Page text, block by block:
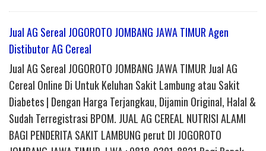
Jual AG Sereal JOGOROTO JOMBANG JAWA TIMUR Agen
Distibutor AG Cereal
Jual AG Sereal JOGOROTO JOMBANG JAWA TIMUR Jual AG
Cereal Online Di Untuk Keluhan Sakit Lambung atau Sakit
Diabetes | Dengan Harga Terjangkau, Dijamin Original, Halal &
Sudah Terregistrasi BPOM. JUAL AG CEREAL NUTRISI ALAMI
BAGI PENDERITA SAKIT LAMBUNG perut DI JOGOROTO